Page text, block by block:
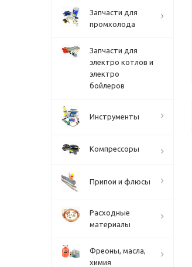
Запчасти для
промхолода
Запчасти для
электро котлов и
электро
бойлеров
Инструменты
Компрессоры
Припои и флюсы
Расходные
материалы
Фреоны, масла,
химия